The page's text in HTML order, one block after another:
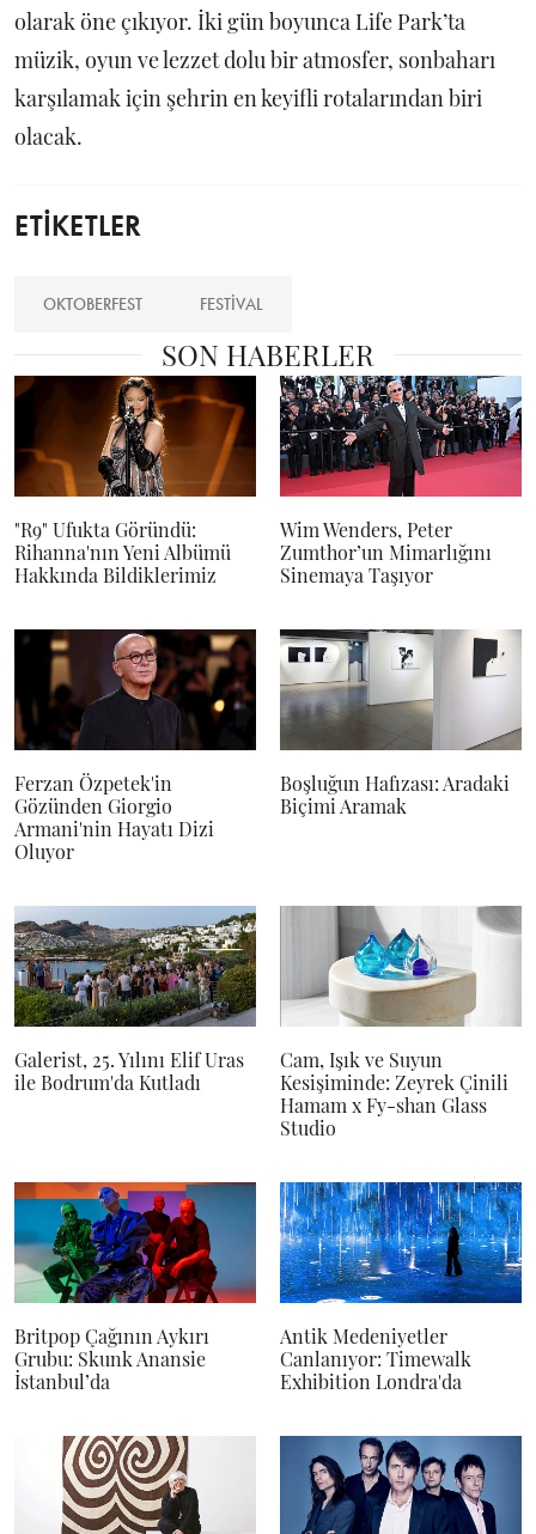
olarak öne çıkıyor. İki gün boyunca Life Park’ta
müzik, oyun ve lezzet dolu bir atmosfer, sonbaharı
karşılamak için şehrin en keyifli rotalarından biri
olacak.
ETİKETLER
OKTOBERFEST FESTIVAL
SON HABERLER
"R9" Ufukta Göründü:
Rihanna'nın Yeni Albümü
Hakkında Bildiklerimiz
Wim Wenders, Peter
Zumthor’un Mimarlığını
Sinemaya Taşıyor
Ferzan Özpetek'in
Gözünden Giorgio
Armani'nin Hayatı Dizi
Oluyor
Boşluğun Hafızası: Aradaki
Biçimi Aramak
Galerist, 25. Yılını Elif Uras
ile Bodrum'da Kutladı
Cam, Işık ve Suyun
Kesişiminde: Zeyrek Çinili
Hamam x Fy-shan Glass
Studio
Britpop Çağının Aykırı
Grubu: Skunk Anansie
İstanbul’da
Antik Medeniyetler
Canlanıyor: Timewalk
Exhibition Londra'da